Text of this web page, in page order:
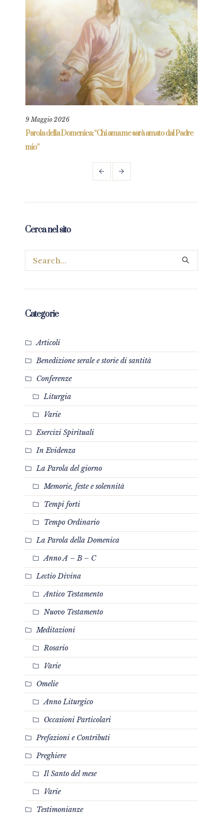
9 Maggio 2026
Parola della Domenica: “Chi ama me sarà amato dal Padre
mio”
Cerca nel sito
Categorie
Articoli
Benedizione serale e storie di santità
Conferenze
Liturgia
Varie
Esercizi Spirituali
In Evidenza
La Parola del giorno
Memorie, feste e solennità
Tempi forti
Tempo Ordinario
La Parola della Domenica
Anno A – B – C
Lectio Divina
Antico Testamento
Nuovo Testamento
Meditazioni
Rosario
Varie
Omelie
Anno Liturgico
Occasioni Particolari
Prefazioni e Contributi
Preghiere
Il Santo del mese
Varie
Testimonianze